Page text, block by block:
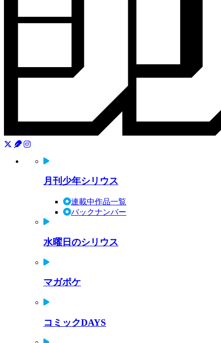
月刊少年シリウス
連載中作品一覧
バックナンバー
水曜日のシリウス
マガポケ
コミックDAYS